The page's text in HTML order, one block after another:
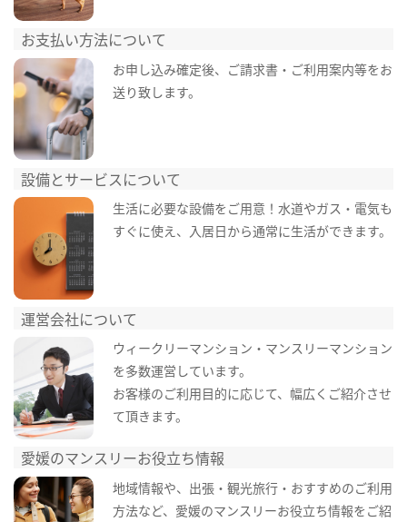
お支払い方法について
お申し込み確定後、ご請求書・ご利用案内等をお
送り致します。
設備とサービスについて
生活に必要な設備をご用意！水道やガス・電気も
すぐに使え、入居日から通常に生活ができます。
運営会社について
ウィークリーマンション・マンスリーマンション
を多数運営しています。
お客様のご利用目的に応じて、幅広くご紹介させ
て頂きます。
愛媛のマンスリーお役立ち情報
地域情報や、出張・観光旅行・おすすめのご利用
方法など、愛媛のマンスリーお役立ち情報をご紹